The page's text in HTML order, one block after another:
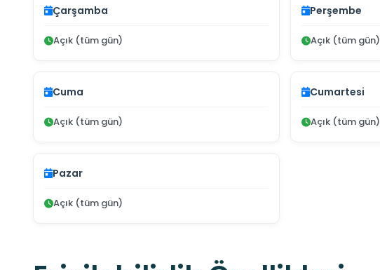
Çarşamba
Açık (tüm gün)
Perşembe
Açık (tüm gün)
Cuma
Açık (tüm gün)
Cumartesi
Açık (tüm gün)
Pazar
Açık (tüm gün)